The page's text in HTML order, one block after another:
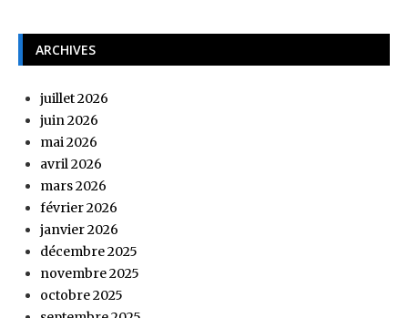
ARCHIVES
juillet 2026
juin 2026
mai 2026
avril 2026
mars 2026
février 2026
janvier 2026
décembre 2025
novembre 2025
octobre 2025